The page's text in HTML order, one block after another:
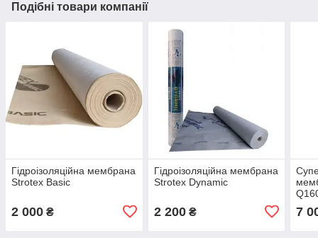
Подібні товари компанії
Гідроізоляційна мембрана
Strotex Basic
2 000 ₴
Гідроізоляційна мембрана
Strotex Dynamic
2 200₴ 7